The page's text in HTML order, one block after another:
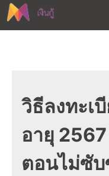
Skip
to
เงินสด แ
วิธีลงทะเ
อายุ
ตอนไม่ซั